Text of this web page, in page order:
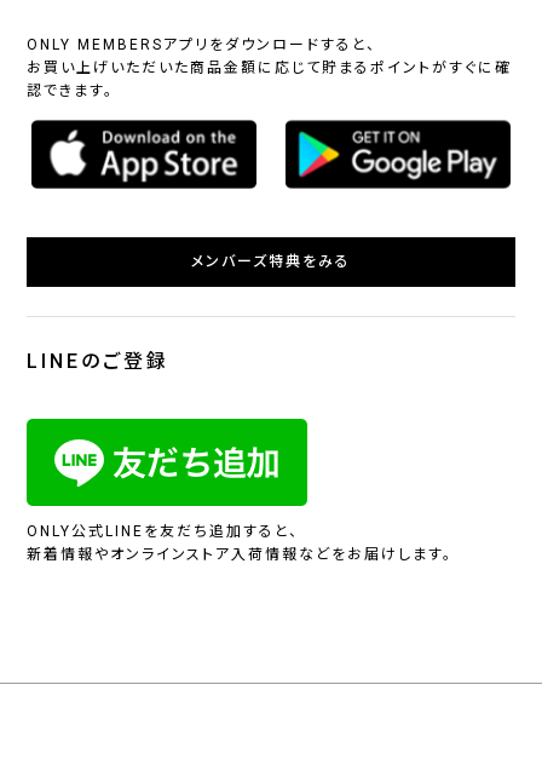
ONLY MEMBERSアプリをダウンロードすると、
お買い上げいただいた商品金額に応じて貯まるポイントがすぐに確
認できます。
メンバーズ特典をみる
LINEのご登録
ONLY公式LINEを友だち追加すると、
新着情報やオンラインストア入荷情報などをお届けします。